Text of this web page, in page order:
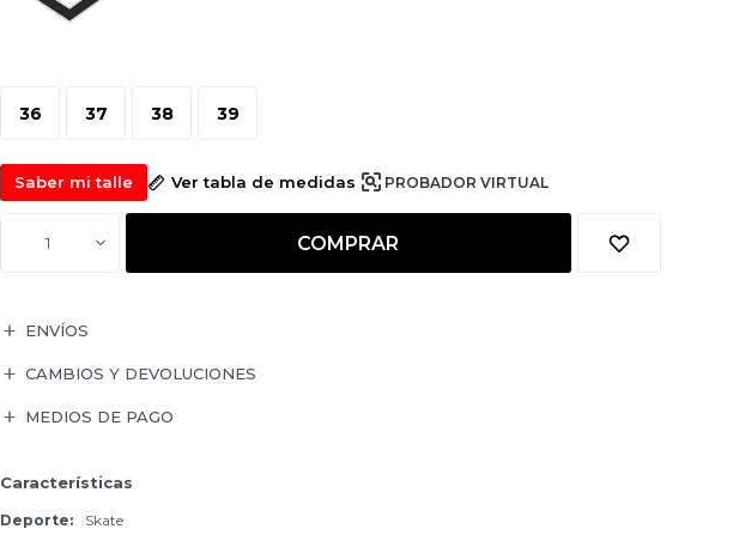
36 37 38 39
Saber mi talle Ver tabla de medidas PROBADOR VIRTUAL
1 COMPRAR
ENVÍOS
CAMBIOS Y DEVOLUCIONES
MEDIOS DE PAGO
Características
Deporte Skate